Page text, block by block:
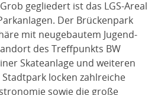
gegliedert ist das LGS-Areal
Der Brückenpark
mit neugebautem Jugend-
des Treffpunkts BW
Skateanlage und weiteren
locken zahlreiche
sowie die große